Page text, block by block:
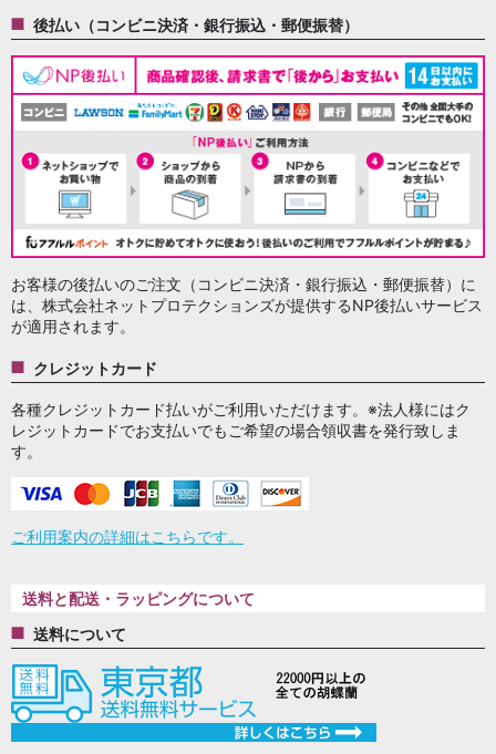
後払い（コンビニ決済・銀行振込・郵便振替）
お客様の後払いのご注文（コンビニ決済・銀行振込・郵便振替）に
は、株式会社ネットプロテクションズが提供するNP後払いサービス
が適用されます。
クレジットカード
各種クレジットカード払いがご利用いただけます。※法人様にはク
レジットカードでお支払いでもご希望の場合領収書を発行致しま
す。
ご利用案内の詳細はこちらです。
送料と配送・ラッピングについて
送料について